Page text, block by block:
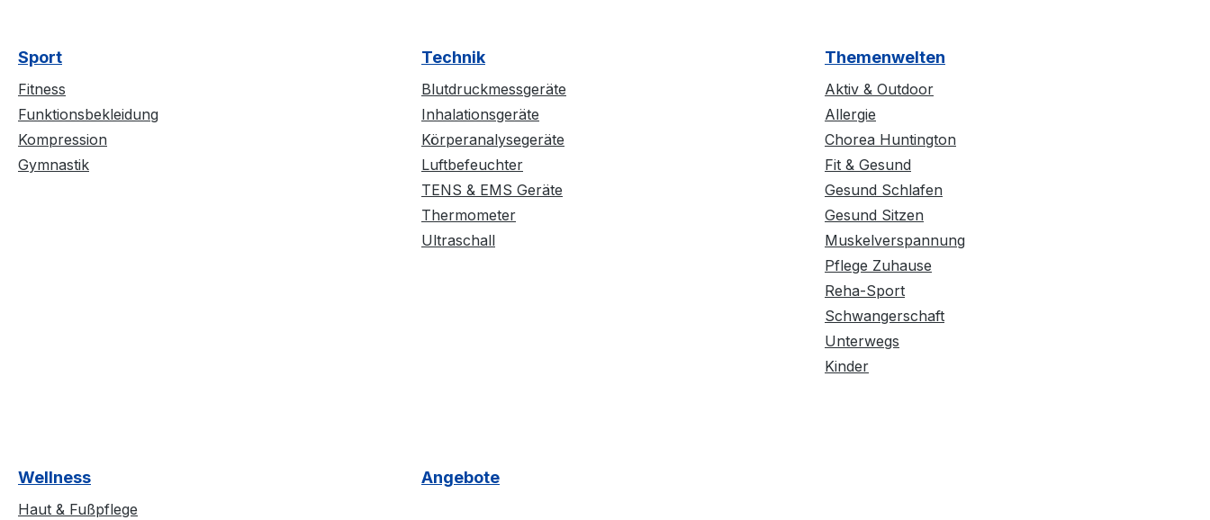
Sport
Fitness
Funktionsbekleidung
Kompression
Gymnastik
Technik
Blutdruckmessgeräte
Inhalationsgeräte
Körperanalysegeräte
Luftbefeuchter
TENS & EMS Geräte
Thermometer
Ultraschall
Themenwelten
Aktiv & Outdoor
Allergie
Chorea Huntington
Fit & Gesund
Gesund Schlafen
Gesund Sitzen
Muskelverspannung
Pflege Zuhause
Reha-Sport
Schwangerschaft
Unterwegs
Kinder
Wellness
Haut & Fußpflege
Angebote